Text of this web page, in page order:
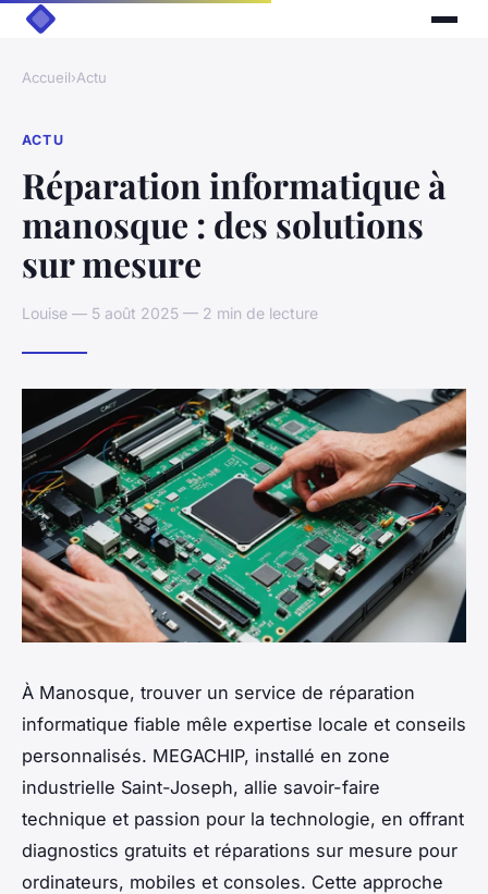
Accueil›Actu
ACTU
Réparation informatique à
manosque : des solutions
sur mesure
Louise — 5 août 2025 — 2 min de lecture
À Manosque, trouver un service de réparation
informatique fiable mêle expertise locale et conseils
personnalisés. MEGACHIP, installé en zone
industrielle Saint-Joseph, allie savoir-faire
technique et passion pour la technologie, en offrant
diagnostics gratuits et réparations sur mesure pour
ordinateurs, mobiles et consoles. Cette approche